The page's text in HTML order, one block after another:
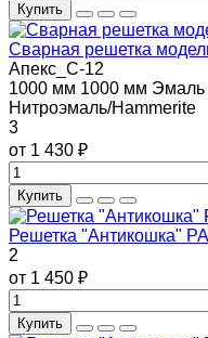
Купить
Сварная решетка
Апекс_С-12
1000 мм 1000 мм Эмаль
Нитроэмаль/Hammerite
3
от 1 430 ₽
Купить
Решетка "Антикошка"
2
от 1 450 ₽
Купить